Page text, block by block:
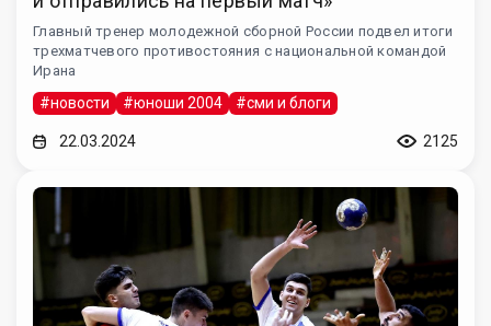
Главный тренер молодежной сборной России подвел итоги
трехматчевого противостояния с национальной командой
Ирана
#новости #юноши 2004 #сми и блоги
22.03.2024 2125